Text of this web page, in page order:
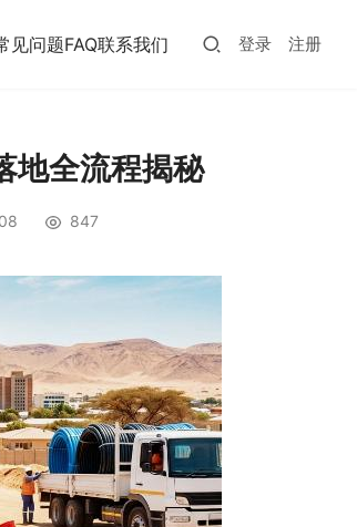
见问题FAQ联系我们 登录 注册
地全流程揭秘
847